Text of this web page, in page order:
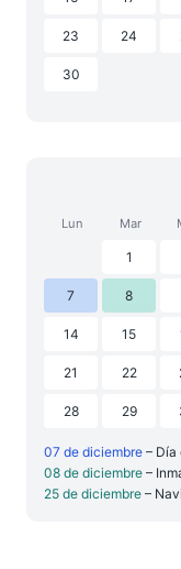
23 24
30
Lun Mar
1
7 8
14 15
21 22
28 29
07 de diciembre – Día
08 de diciembre –
25 de diciembre –